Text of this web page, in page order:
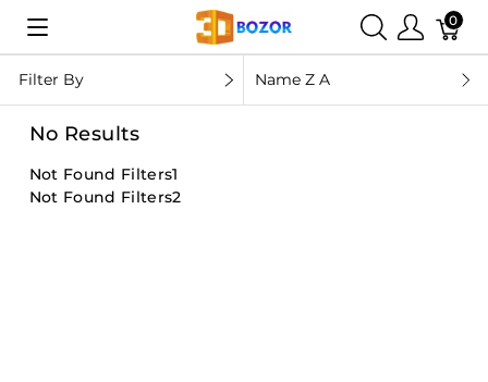
0
Filter By Name Z A
No Results
Not Found Filters1
Not Found Filters2